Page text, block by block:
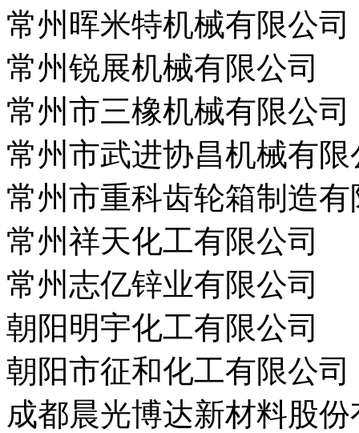
常州晖米特机械有限公司
常州锐展机械有限公司
常州市三橡机械有限公司
常州市武进协昌机械有限
常州市重科齿轮箱制造有
常州祥天化工有限公司
常州志亿锌业有限公司
朝阳明宇化工有限公司
朝阳市征和化工有限公司
成都晨光博达新材料股